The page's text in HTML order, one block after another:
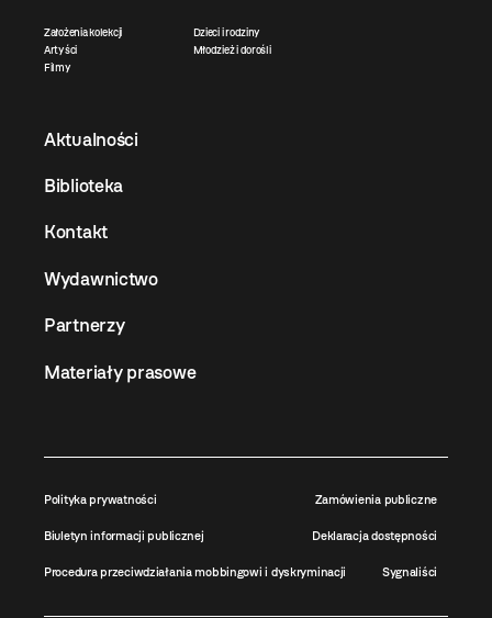
Założenia kolekcji
Artyści
Filmy
Dzieci i rodziny
Młodzież i dorośli
Aktualności
Biblioteka
Kontakt
Wydawnictwo
Partnerzy
Materiały prasowe
Polityka prywatności Zamówienia publiczne
Biuletyn informacji publicznej Deklaracja dostępności
Procedura przeciwdziałania mobbingowi i dyskryminacji Sygnaliści